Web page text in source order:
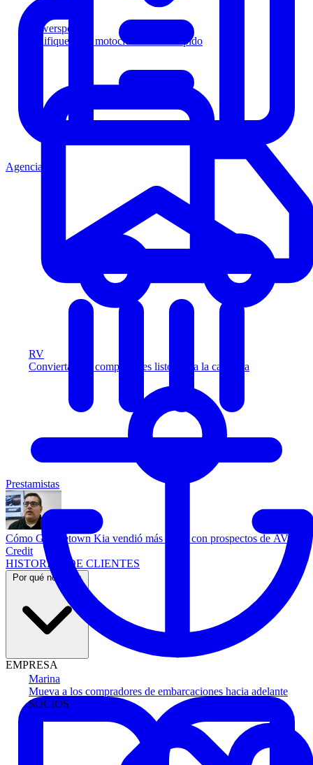
Powersports
Califique a los motociclistas más rápido
RV
Convierta más compradores listos para la carretera
Marina
Mueva a los compradores de embarcaciones hacia adelante
SOCIOS
Agencia
Prestamistas
Cómo Georgetown Kia vendió más autos con prospectos de AVA
Credit
HISTORIAS DE CLIENTES
Por qué nosotros
EMPRESA